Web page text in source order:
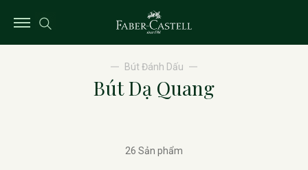
Bút Đánh Dấu
Bút Dạ Quang
26 Sản phẩm